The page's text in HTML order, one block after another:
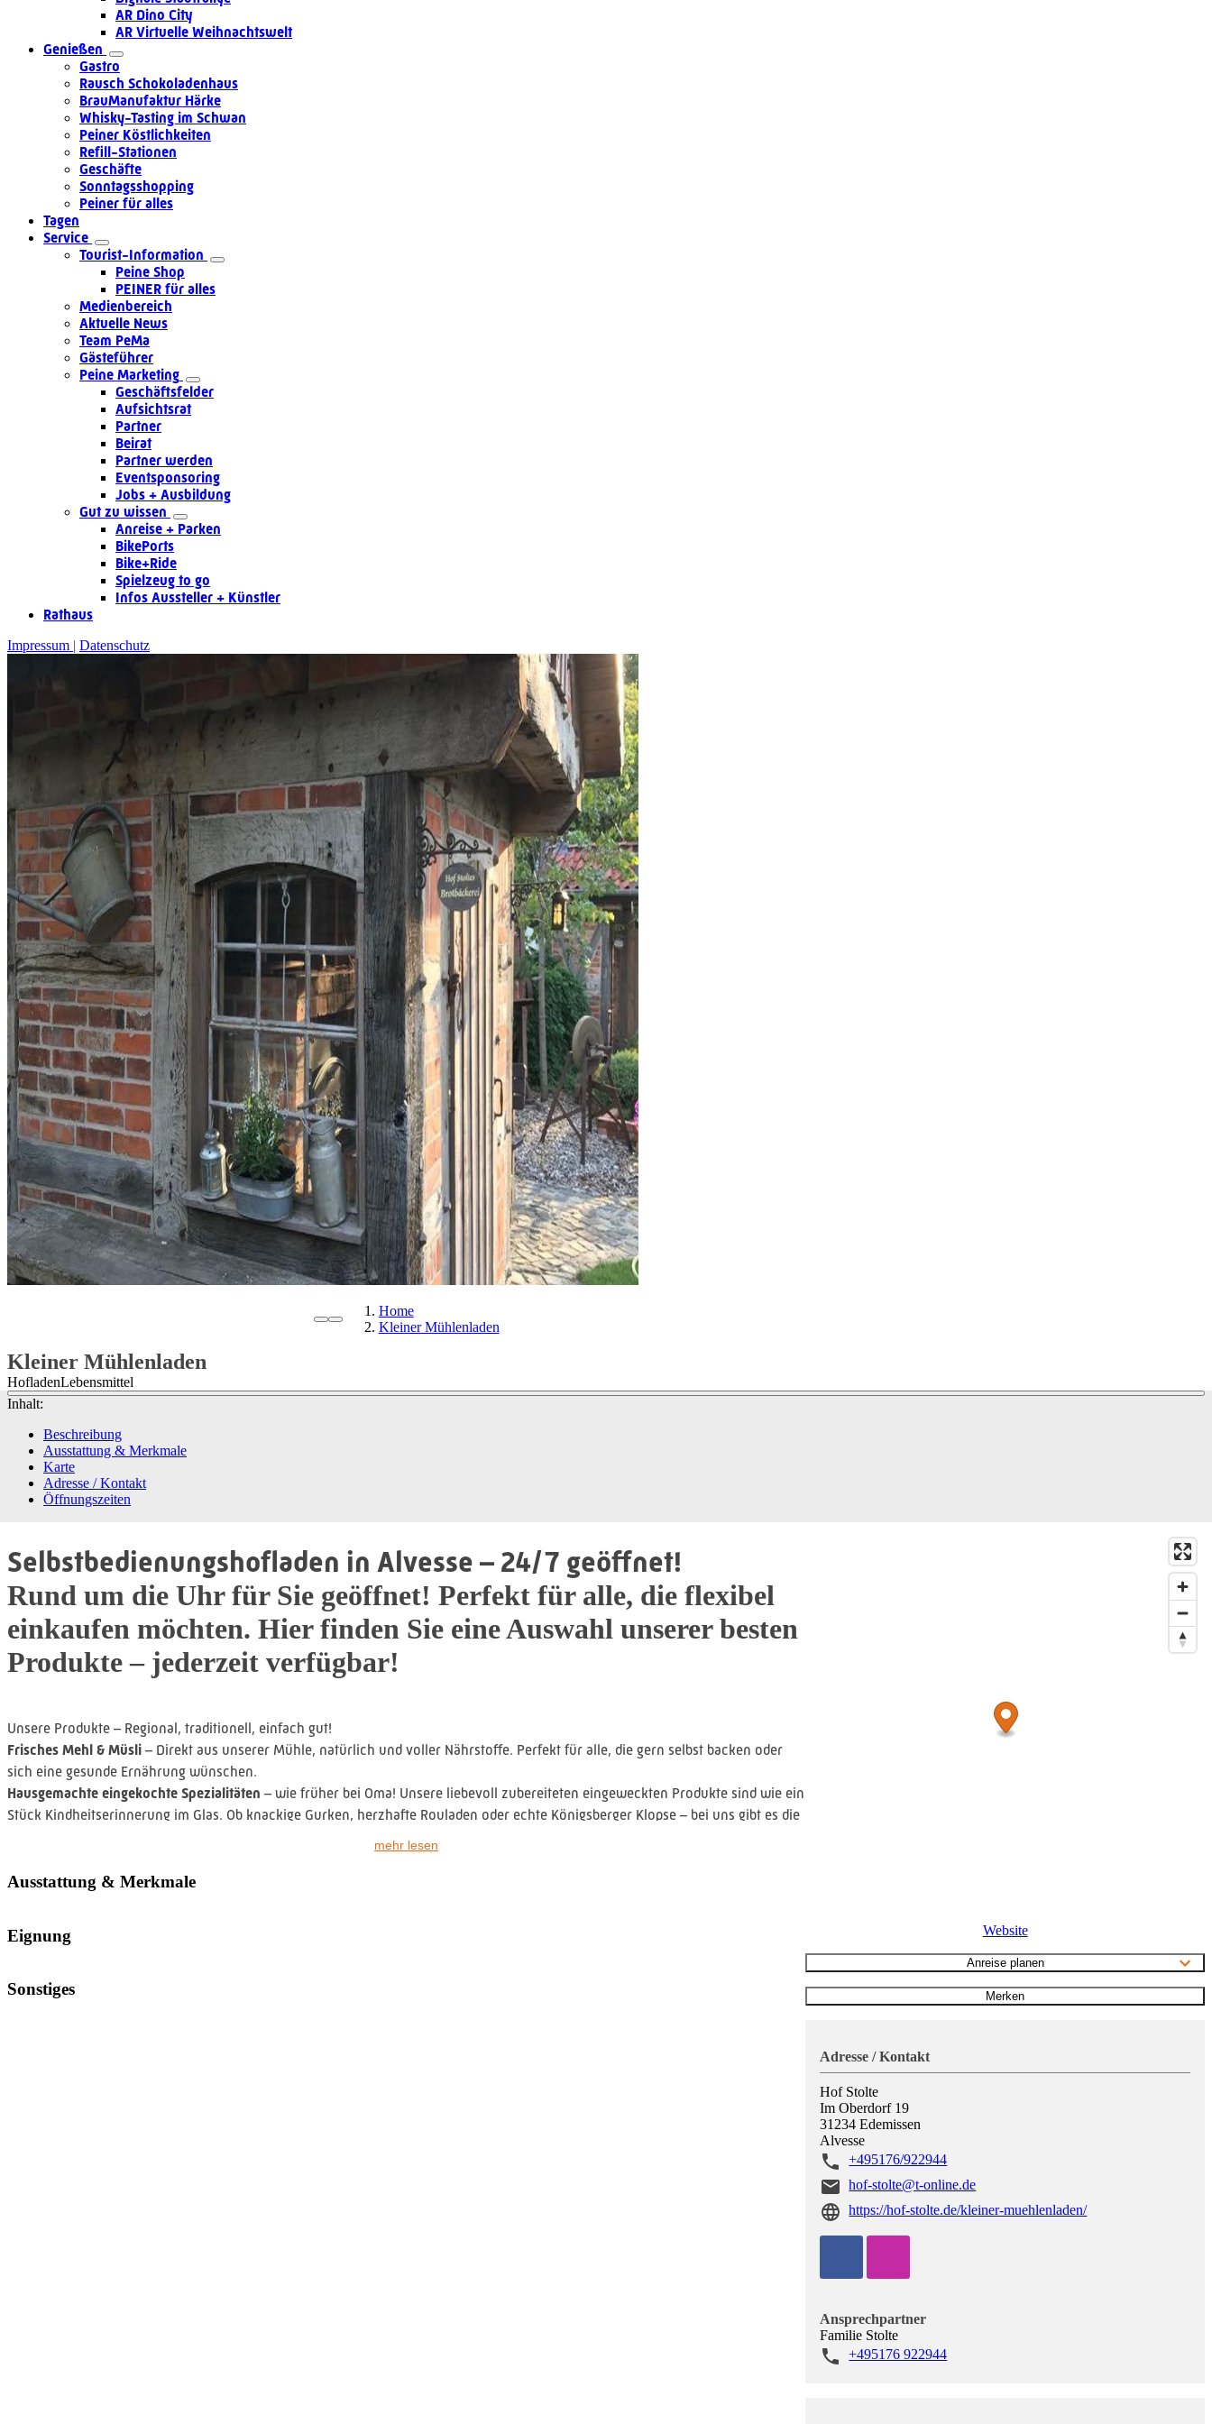
AR Dino City
AR Virtuelle Weihnachtswelt
Genießen
Gastro
Rausch Schokoladenhaus
BrauManufaktur Härke
Whisky-Tasting im Schwan
Peiner Köstlichkeiten
Refill-Stationen
Geschäfte
Sonntagsshopping
Peiner für alles
Tagen
Service
Tourist-Information
Peine Shop
PEINER für alles
Medienbereich
Aktuelle News
Team PeMa
Gästeführer
Peine Marketing
Geschäftsfelder
Aufsichtsrat
Partner
Beirat
Partner werden
Eventsponsoring
Jobs + Ausbildung
Gut zu wissen
Anreise + Parken
BikePorts
Bike+Ride
Spielzeug to go
Infos Aussteller + Künstler
Rathaus
Impressum Datenschutz
Home
Kleiner Mühlenladen
Kleiner Mühlenladen
HofladenLebensmittel
Inhalt:
Beschreibung
Ausstattung & Merkmale
Karte
Adresse / Kontakt
Öffnungszeiten
Selbstbedienungshofladen in Alvesse – 24/7 geöffnet!
Rund um die Uhr für Sie geöffnet! Perfekt für alle, die flexibel
einkaufen möchten. Hier finden Sie eine Auswahl unserer besten
Produkte – jederzeit verfügbar!
Unsere Produkte – Regional, traditionell, einfach gut!
Frisches Mehl & Müsli – Direkt aus unserer Mühle, natürlich und voller Nährstoffe. Perfekt für alle, die gern selbst backen oder
sich eine gesunde Ernährung wünschen.
Hausgemachte eingekochte Spezialitäten – wie früher bei Oma! Unsere liebevoll zubereiteten eingeweckten Produkte sind wie ein
Stück Kindheitserinnerung im Glas. Ob knackige Gurken, herzhafte Rouladen oder echte Königsberger Klopse – bei uns gibt es die
für einen gemütlichen Abend oder als besonderes Geschenk.
Selbstgemachte Nudeln („Peiner Pasta“)
Süße Dinkel-Naschereien
mehr lesen
Ausstattung & Merkmale
Eignung
Sonstiges
Adresse / Kontakt
Hof Stolte
Im Oberdorf 19
31234 Edemissen
Alvesse
+495176/922944
hof-stolte@t-online.de
https://hof-stolte.de/kleiner-muehlenladen/
Ansprechpartner
Familie Stolte
+495176 922944
Website
Anreise planen
Merken